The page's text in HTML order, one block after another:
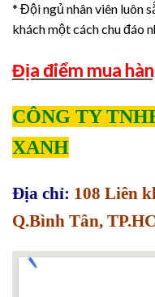
* Đội ngủ nhân viên luôn
khách một cách chu đáo
Địa điểm mua
CÔNG TY
XANH
Địa chỉ: 108 Liên
Q.Bình Tân,